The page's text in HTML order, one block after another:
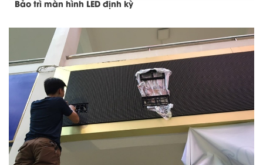
Bảo trì màn hình LED định kỳ